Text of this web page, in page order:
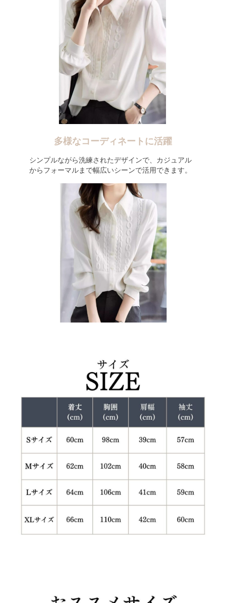
多様なコーディネートに活躍
シンプルながら洗練されたデザインで、カジュアル
からフォーマルまで幅広いシーンで活用できます。